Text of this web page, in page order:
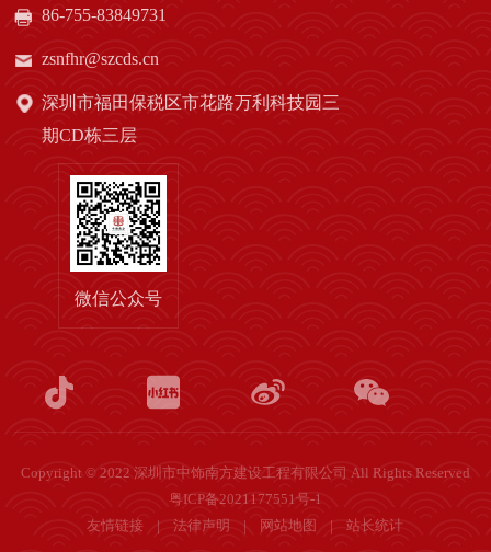
86-755-83849731
zsnfhr@szcds.cn
深圳市福田保税区市花路万利科技园三
期CD栋三层
微信公众号
Copyright © 2022 深圳市中饰南方建设工程有限公司 All Rights Reserved
粤ICP备2021177551号-1
友情链接
法律声明 网站地图 站长统计